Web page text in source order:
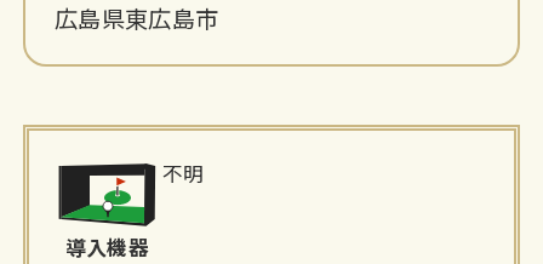
広島県東広島市
導入機器
不明